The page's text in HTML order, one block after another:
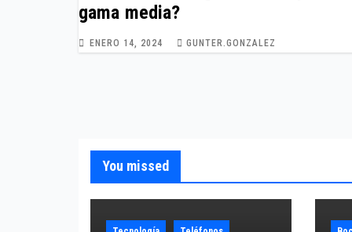
gama media?
ENERO 14, 2024 GUNTER.GONZALEZ
You missed